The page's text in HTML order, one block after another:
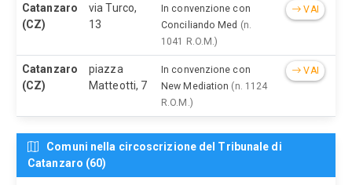
Catanzaro
(CZ)
via Turco,
13
In convenzione con
Conciliando Med (n.
1041 R.O.M.)
VAI
Catanzaro
(CZ)
piazza
Matteotti, 7
In convenzione con
New Mediation (n. 1124
R.O.M.)
VAI
Comuni nella circoscrizione del Tribunale di
Catanzaro (60)